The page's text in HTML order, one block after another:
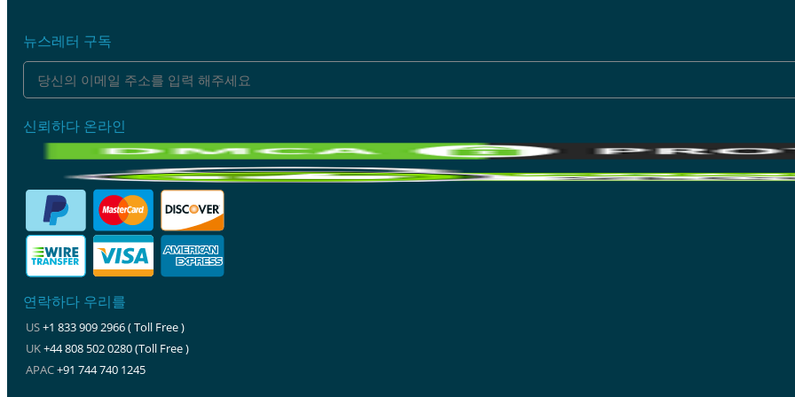
뉴스레터 구독
신뢰하다 온라인
연락하다 우리를
US+1 833 909 2966 ( Toll Free )
UK+44 808 502 0280 (Toll Free )
APAC+91 744 740 1245